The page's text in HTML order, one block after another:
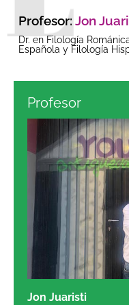
Profesor: Jon
Dr. en Filología
Española y Filología
Profesor
Jon Juaristi